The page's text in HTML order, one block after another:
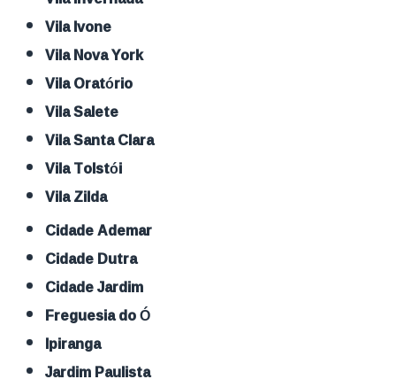
Vila Ivone
Vila Nova York
Vila Oratório
Vila Salete
Vila Santa Clara
Vila Tolstói
Vila Zilda
Cidade Ademar
Cidade Dutra
Cidade Jardim
Freguesia do Ó
Ipiranga
Jardim Paulista